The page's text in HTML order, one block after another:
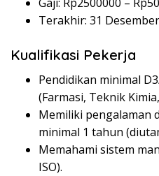
Terakhir: 31
Kualifikasi Pekerja
Pendidikan minimal
(Farmasi, Teknik
Memiliki pengalaman
minimal 1 tahun
Memahami sistem
ISO).